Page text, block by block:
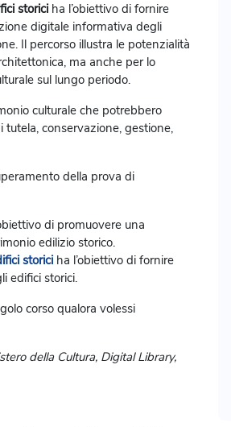
storici ha l’obiettivo di fornire
digitale informativa degli
Il percorso illustra le potenzialità
ma anche per lo
sul lungo periodo.
culturale che potrebbero
conservazione, gestione,
della prova di
di promuovere una
edilizio storico.
storici ha l’obiettivo di fornire
edifici storici.
corso qualora volessi
della Cultura, Digital Library,